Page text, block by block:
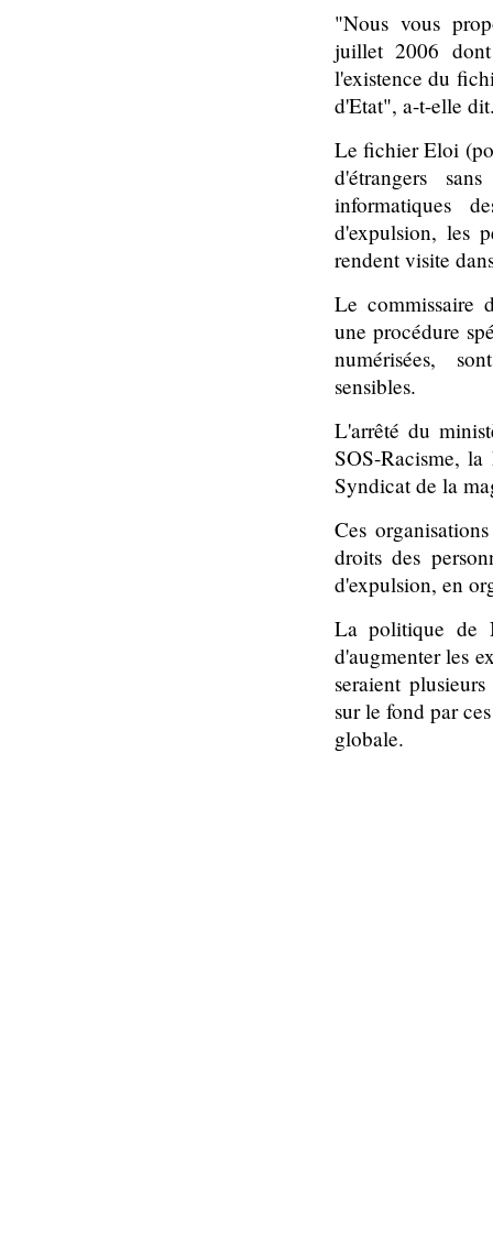
"Nous vous
juillet 2006
l'existence du
d'Etat", a-t-elle
Le fichier Eloi
d'étrangers
informatiques
d'expulsion, les
rendent visite
Le commissaire
une procédure
numérisées,
sensibles.
L'arrêté du
SOS-Racisme,
Syndicat de la
Ces
droits des
d'expulsion, en
La politique de
d'augmenter les
seraient
sur le fond par
globale.